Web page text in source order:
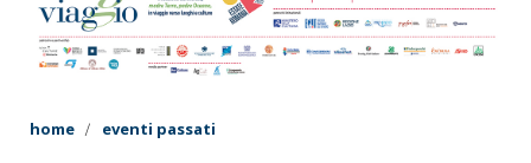
home eventi passati